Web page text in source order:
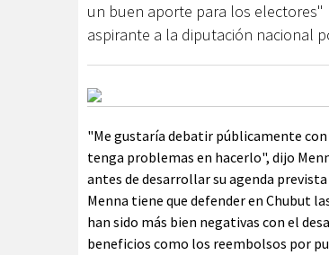
un buen aporte para los electores"
aspirante a la diputación nacional
"Me gustaría debatir públicamente con
tenga problemas en hacerlo", dijo
antes de desarrollar su agenda
Menna tiene que defender en Chubut
han sido más bien negativas con el
beneficios como los reembolsos por